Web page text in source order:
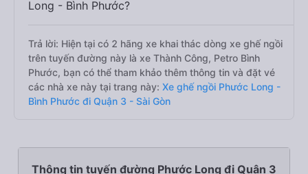
Long - Bình Phước?
Trả lời: Hiện tại có 2 hãng xe khai thác dòng xe ghế ngồi
trên tuyến đường này là xe Thành Công, Petro Bình
Phước, bạn có thể tham khảo thêm thông tin và đặt vé
các nhà xe này tại trang này: Xe ghế ngồi Phước Long -
Bình Phước đi Quận 3 - Sài Gòn
Thông tin tuyến đường Phước Long đi Quận 3